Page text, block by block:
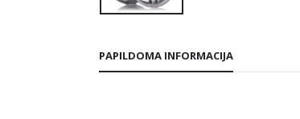
PAPILDOMA INFORMACIJA